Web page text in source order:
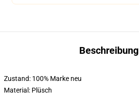
Beschreibung
Zustand: 100% Marke neu
Material: Plüsch